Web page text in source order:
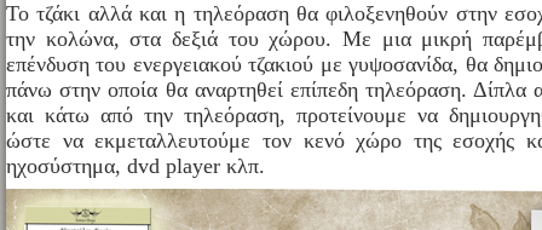
Το τζάκι αλλά και η τηλεόραση θα φιλοξενηθούν στην
την κολώνα, στα δεξιά του χώρου. Με μια μικρή
επένδυση του ενεργειακού τζακιού με γυψοσανίδα, θα
πάνω στην οποία θα αναρτηθεί επίπεδη τηλεόραση. Δίπλα
και κάτω από την τηλεόραση, προτείνουμε να
ώστε να εκμεταλλευτούμε τον κενό χώρο της εσοχής
ηχοσύστημα, dvd player κλπ.